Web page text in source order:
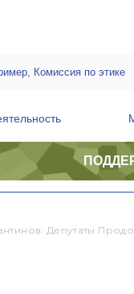
Депутаты